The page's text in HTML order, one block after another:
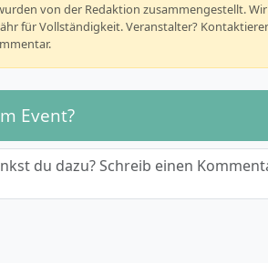
von der Redaktion zusammengestellt.
für Vollständigkeit. Veranstalter?
Event?
du dazu? Schreib einen